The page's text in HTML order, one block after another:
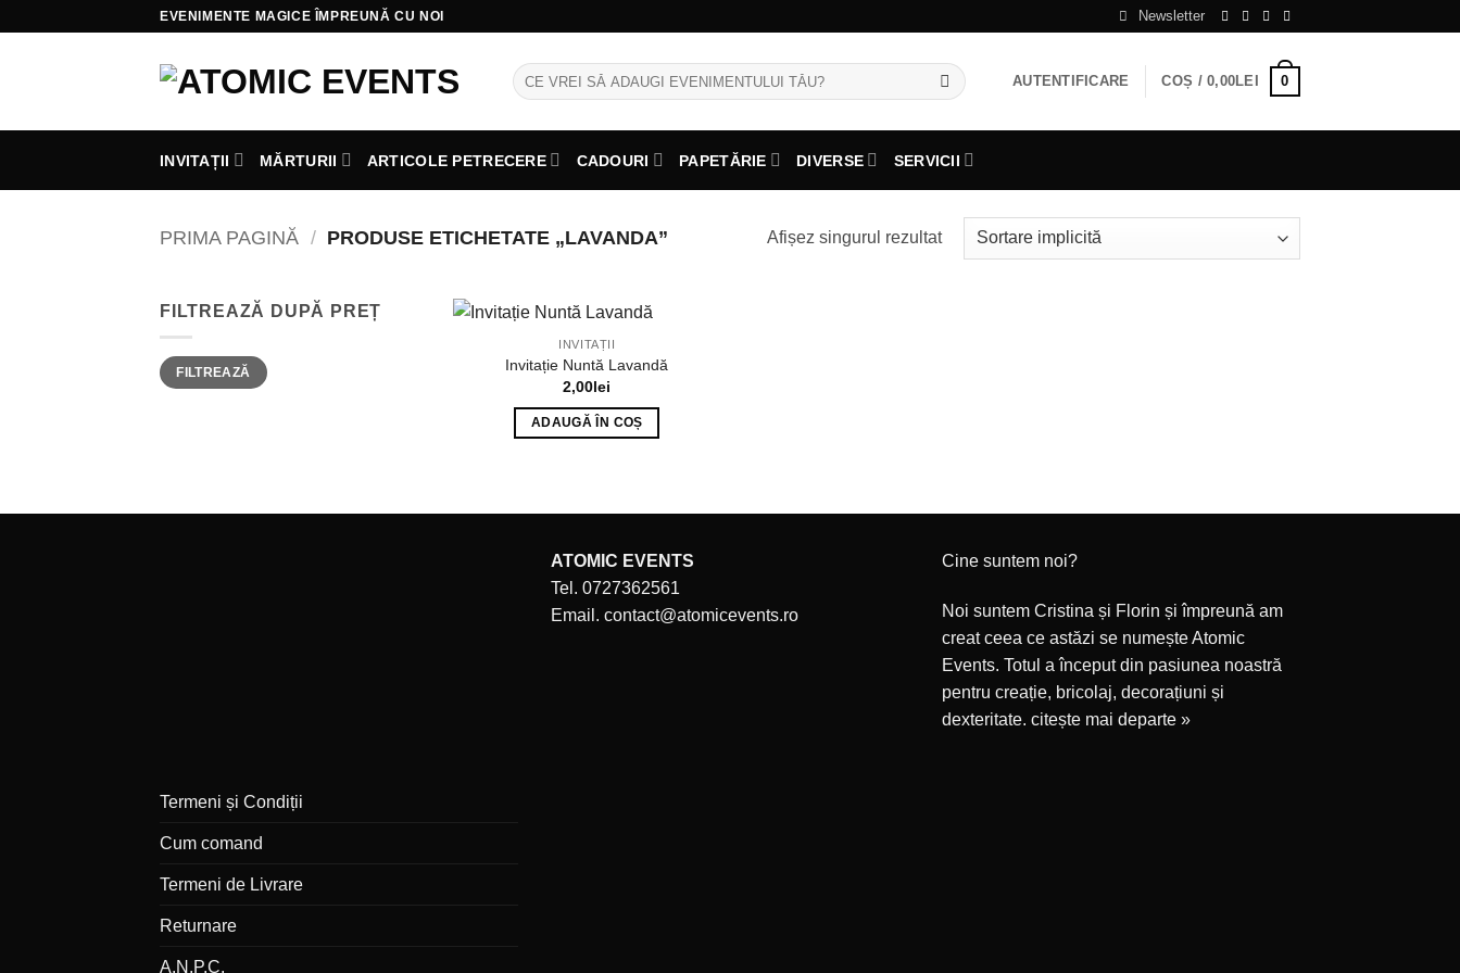
EVENIMENTE MAGICE ÎMPREUNĂ CU NOI Newsletter
Caută
după:
AUTENTIFICARE COȘ /0,00LEI 0
INVITAȚII MĂRTURII ARTICOLE PETRECERE CADOURI PAPETĂRIE DIVERSE SERVICII
PRIMA PAGINĂ / PRODUSE ETICHETATE „LAVANDA” Afișez singurul rezultat
FILTREAZĂ DUPĂ PREȚ
Preț
minim
Preț
maxim
FILTREAZĂ
INVITAȚII
Invitație Nuntă Lavandă
2,00lei
ADAUGĂ ÎN COȘ
ATOMIC EVENTS
Tel. 0727362561
Email. contact@atomicevents.ro
Cine suntem noi?
Noi suntem Cristina și Florin și împreună am
creat ceea ce astăzi se numește Atomic
Events. Totul a început din pasiunea noastră
pentru creație, bricolaj, decorațiuni și
dexteritate. citește mai departe »
Termeni și Condiții
Cum comand
Termeni de Livrare
Returnare
A.N.P.C.